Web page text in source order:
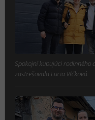
Spokojní kupujúci rodinného
zastrešovala Lucia Vlčková.